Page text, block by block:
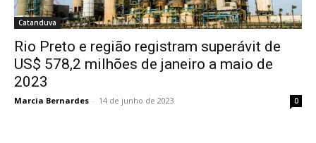
Catanduva
Rio Preto e região registram superávit de
US$ 578,2 milhões de janeiro a maio de
2023
Marcia Bernardes - 14 de junho de 2023 0